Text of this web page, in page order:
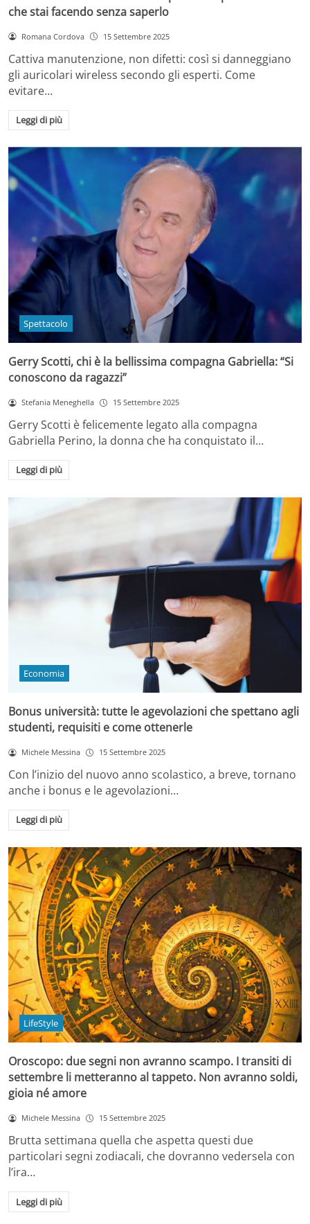
che stai facendo senza saperlo
Romana Cordova 15 Settembre 2025
Cattiva manutenzione, non difetti: così si danneggiano
gli auricolari wireless secondo gli esperti. Come
evitare…
Leggi di più
Spettacolo
Gerry Scotti, chi è la bellissima compagna Gabriella: “Si
conoscono da ragazzi”
Stefania Meneghella 15 Settembre 2025
Gerry Scotti è felicemente legato alla compagna
Gabriella Perino, la donna che ha conquistato il…
Leggi di più
Economia
Bonus università: tutte le agevolazioni che spettano agli
studenti, requisiti e come ottenerle
Michele Messina 15 Settembre 2025
Con l’inizio del nuovo anno scolastico, a breve, tornano
anche i bonus e le agevolazioni…
Leggi di più
LifeStyle
Oroscopo: due segni non avranno scampo. I transiti di
settembre li metteranno al tappeto. Non avranno soldi,
gioia né amore
Michele Messina 15 Settembre 2025
Brutta settimana quella che aspetta questi due
particolari segni zodiacali, che dovranno vedersela con
l’ira…
Leggi di più